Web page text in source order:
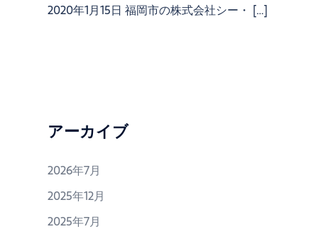
2020年1月15日 福岡市の株式会社シー・ […]
アーカイブ
2026年7月
2025年12月
2025年7月